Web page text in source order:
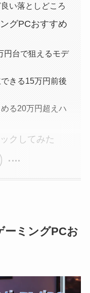
い落としどころ
グPCおすすめ
円台で狙えるモデ
きる15万円前後
る20万円超えハ
クしてみた
ーミングPCお